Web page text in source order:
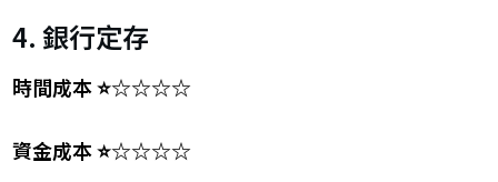
4. 銀行定存
時間成本 ⭐☆☆☆☆
資金成本 ⭐☆☆☆☆